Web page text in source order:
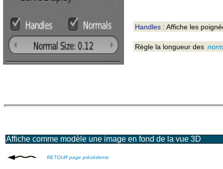
Règle la longueur des
Handles : Affiche les
Affiche comme modèle une image en fond de la vue 3D
RETOUR page précédente